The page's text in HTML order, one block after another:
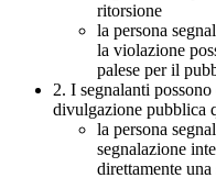
ritorsione
la persona
la violazione
palese per il
2. I segnalanti
divulgazione pubblica
la persona
segnalazione
direttamente una